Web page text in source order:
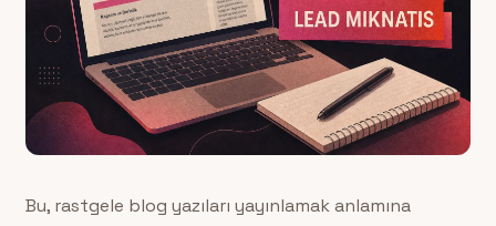
Bu, rastgele blog yazıları yayınlamak anlamına